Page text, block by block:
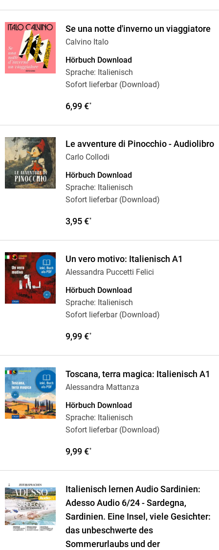
Se una notte d'inverno un viaggiatore
Calvino Italo
Hörbuch Download
Sprache: Italienisch
Sofort lieferbar (Download)
6,99 €*
Le avventure di Pinocchio - Audiolibro
Carlo Collodi
Hörbuch Download
Sprache: Italienisch
Sofort lieferbar (Download)
3,95 €*
Un vero motivo: Italienisch A1
Alessandra Puccetti Felici
Hörbuch Download
Sprache: Italienisch
Sofort lieferbar (Download)
9,99 €*
Toscana, terra magica: Italienisch A1
Alessandra Mattanza
Hörbuch Download
Sprache: Italienisch
Sofort lieferbar (Download)
9,99 €*
Italienisch lernen Audio Sardinien:
Adesso Audio 6/24 - Sardegna,
Sardinien. Eine Insel, viele Gesichter:
das unbeschwerte des
Sommerurlaubs und der